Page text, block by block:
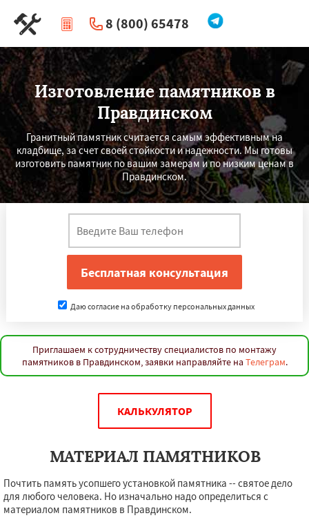
8 (800) 65478
| Перезвоните мне
Изготовление памятников в
Правдинском
Гранитный памятник считается самым эффективным на
кладбище, за счет своей стойкости и надежности. Мы готовы
изготовить памятник по вашим замерам и по низким ценам в
Правдинском.
Даю согласие на обработку персональных данных
Приглашаем к сотрудничеству специалистов по монтажу
памятников в Правдинском, заявки направляйте на Телеграм.
КАЛЬКУЛЯТОР
МАТЕРИАЛ ПАМЯТНИКОВ
Почтить память усопшего установкой памятника -- святое дело
для любого человека. Но изначально надо определиться с
материалом памятников в Правдинском.